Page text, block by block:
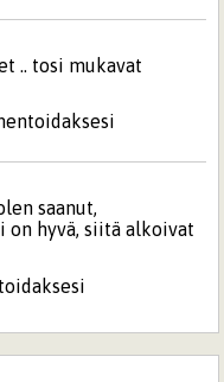
.. tosi mukavat
saanut,
on hyvä, siitä alkoivat